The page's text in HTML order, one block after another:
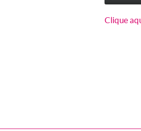
Clique